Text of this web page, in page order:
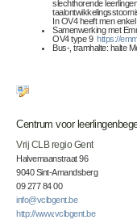
slechthorende
In OV4 heeft men
Samenwerking met
OV4 type 9 https://
Bus-, tramhalte: halte
Centrum voor
Vrij CLB regio Gent
Halvemaanstraat 96
9040 Sint-Amandsberg
09 277 84 00
info@vclbgent.be
http://www.vclbgent.be